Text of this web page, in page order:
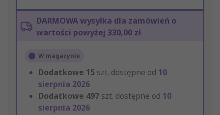
DARMOWA wysyłka dla zamówień o
wartości powyżej 330,00 zł
W magazynie
Dodatkowe 15 szt. dostępne od 10
sierpnia 2026
Dodatkowe 497 szt. dostępne od 10
sierpnia 2026